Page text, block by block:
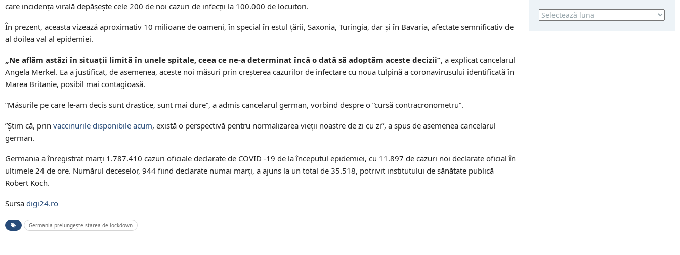
care incidenţa virală depăşeşte cele 200 de noi cazuri de infecţii la 100.000 de locuitori.
În prezent, aceasta vizează aproximativ 10 milioane de oameni, în special în estul ţării, Saxonia, Turingia, dar şi în Bavaria, afectate semnificativ de
al doilea val al epidemiei.
„Ne aflăm astăzi în situaţii limită în unele spitale, ceea ce ne-a determinat încă o dată să adoptăm aceste decizii”, a explicat cancelarul
Angela Merkel. Ea a justificat, de asemenea, aceste noi măsuri prin creşterea cazurilor de infectare cu noua tulpină a coronavirusului identificată în
Marea Britanie, posibil mai contagioasă.
”Măsurile pe care le-am decis sunt drastice, sunt mai dure”, a admis cancelarul german, vorbind despre o ”cursă contracronometru”.
”Ştim că, prin vaccinurile disponibile acum, există o perspectivă pentru normalizarea vieţii noastre de zi cu zi”, a spus de asemenea cancelarul
german.
Germania a înregistrat marţi 1.787.410 cazuri oficiale declarate de COVID -19 de la începutul epidemiei, cu 11.897 de cazuri noi declarate oficial în
ultimele 24 de ore. Numărul deceselor, 944 fiind declarate numai marţi, a ajuns la un total de 35.518, potrivit institutului de sănătate publică
Robert Koch.
Sursa digi24.ro
Germania prelungeşte starea de lockdown
Arhivă